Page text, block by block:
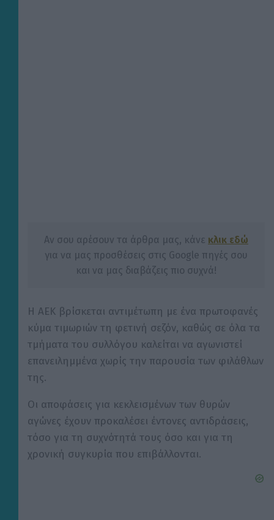
Αν σου αρέσουν τα άρθρα μας, κάνε κλικ εδώ
για να μας προσθέσεις στις Google πηγές σου
και να μας διαβάζεις πιο συχνά!
Η ΑΕΚ βρίσκεται αντιμέτωπη με ένα πρωτοφανές
κύμα τιμωριών τη φετινή σεζόν, καθώς σε όλα τα
τμήματα του συλλόγου καλείται να αγωνιστεί
επανειλημμένα χωρίς την παρουσία των φιλάθλων
της.
Οι αποφάσεις για κεκλεισμένων των θυρών
αγώνες έχουν προκαλέσει έντονες αντιδράσεις,
τόσο για τη συχνότητά τους όσο και για τη
χρονική συγκυρία που επιβάλλονται.